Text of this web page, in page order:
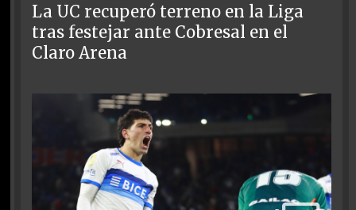
La UC recuperó terreno en la Liga
tras festejar ante Cobresal en el
Claro Arena